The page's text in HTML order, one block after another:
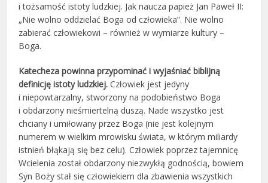
i tożsamość istoty ludzkiej. Jak naucza papież Jan Paweł II:
„Nie wolno oddzielać Boga od człowieka”. Nie wolno
zabierać człowiekowi – również w wymiarze kultury –
Boga.
Katecheza powinna przypominać i wyjaśniać biblijną
definicję istoty ludzkiej. Człowiek jest jedyny
i niepowtarzalny, stworzony na podobieństwo Boga
i obdarzony nieśmiertelną duszą. Nade wszystko jest
chciany i umiłowany przez Boga (nie jest kolejnym
numerem w wielkim mrowisku świata, w którym miliardy
istnień błąkają się bez celu). Człowiek poprzez tajemnicę
Wcielenia został obdarzony niezwykłą godnością, bowiem
Syn Boży stał się człowiekiem dla zbawienia wszystkich